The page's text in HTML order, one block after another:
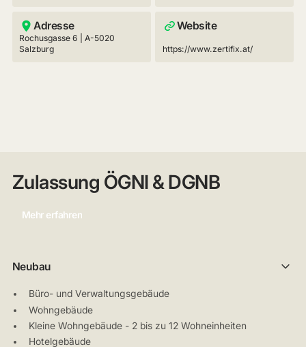
Adresse
Rochusgasse 6 | A-5020
Salzburg
Website
https://www.zertifix.at/
Zulassung ÖGNI & DGNB
Mehr erfahren
Neubau
Büro- und Verwaltungsgebäude
Wohngebäude
Kleine Wohngebäude - 2 bis zu 12 Wohneinheiten
Hotelgebäude